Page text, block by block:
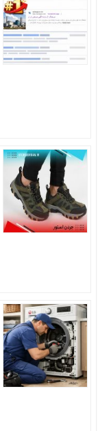
اخبار
اخبار
اخبار
اقتصادی
اخبار
حوادث
فرهنگی
اخبار
نمونه